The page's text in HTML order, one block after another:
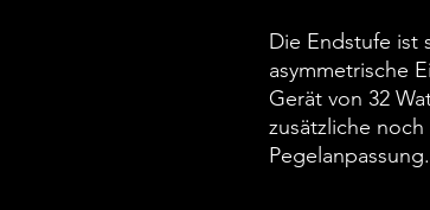
Die Endstufe ist
asymmetrische
Gerät von 32
zusätzliche
Pegelanpassung.